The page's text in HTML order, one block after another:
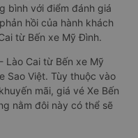
bình với điểm đánh giá
hồi của hành khách
từ Bến xe Mỹ Đình.
Lào Cai từ Bến xe Mỹ
Sao Việt. Tùy thuộc vào
mãi, giá vé Xe Bến
nằm đôi này có thể sẽ